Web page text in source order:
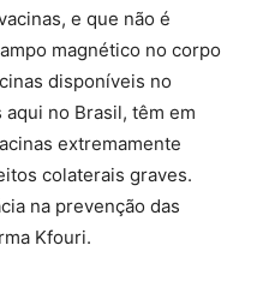
e que não é
magnético no corpo
disponíveis no
no Brasil, têm em
extremamente
colaterais graves.
na prevenção das
Kfouri.